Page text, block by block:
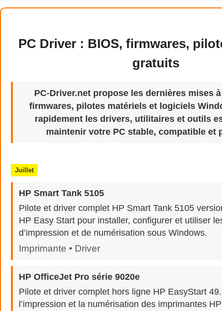
PC Driver : BIOS, firmwares,
gratuits
PC-Driver.net propose les dernières mises
firmwares, pilotes matériels et logiciels
rapidement les drivers, utilitaires et outils
maintenir votre PC stable, compatible et
Juillet
HP Smart Tank 5105
Pilote et driver complet HP Smart Tank 5105
HP Easy Start pour installer, configurer et utiliser
d’impression et de numérisation sous Windows.
Imprimante • Driver
HP OfficeJet Pro série 9020e
Pilote et driver complet hors ligne HP EasyStart
l’impression et la numérisation des imprimantes